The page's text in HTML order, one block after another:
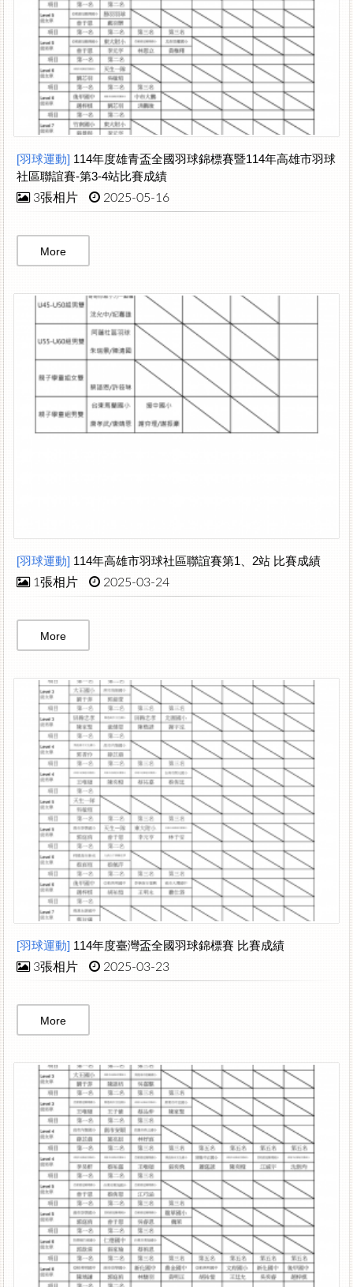
[羽球運動] 114年度雄青盃全國羽球錦標賽暨114年高雄市羽球
社區聯誼賽-第3-4站比賽成績
3張相片 2025-05-16
More
[羽球運動] 114年高雄市羽球社區聯誼賽第1、2站 比賽成績
1張相片 2025-03-24
More
[羽球運動] 114年度臺灣盃全國羽球錦標賽 比賽成績
3張相片 2025-03-23
More